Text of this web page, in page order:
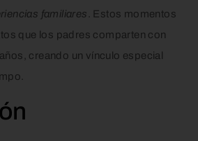
familiares
. Estos momentos
que los padres comparten con
creando un vínculo especial